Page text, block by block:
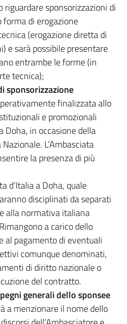
riguardare sponsorizzazioni di
di erogazione
(erogazione diretta di
e sarà possibile presentare
entrambe le forme (in
tecnica);
sponsorizzazione
finalizzata allo
e promozionali
Doha, in occasione della
L’Ambasciata
la presenza di più
d’Italia a Doha, quale
disciplinati da separati
alla normativa italiana
a carico dello
al pagamento di eventuali
comunque denominati,
di diritto nazionale o
del contratto.
generali dello sponsee
a menzionare il nome dello